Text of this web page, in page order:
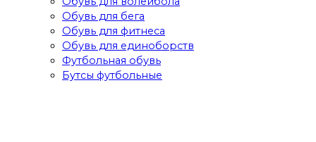
Обувь для бега
Обувь для фитнеса
Обувь для единоборств
Футбольная обувь
Бутсы футбольные